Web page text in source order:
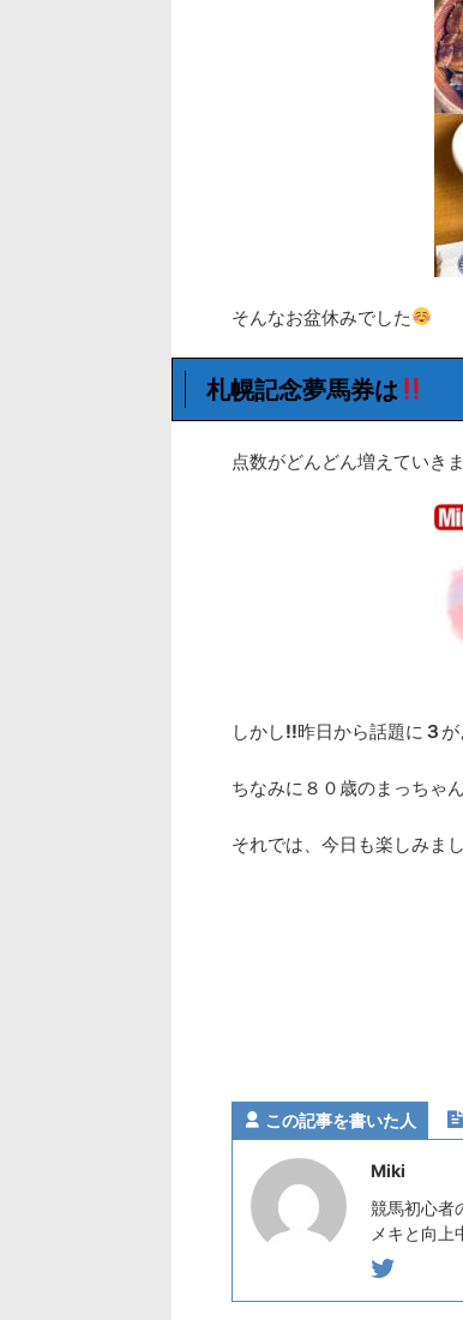
そんなお盆休みでした
札幌記念夢馬券は
点数がどんどん増えていき
しかし!!昨日から話題に ３
ちなみに８０歳のまっちゃ
それでは、今日も楽しみま
この記事を書いた人
Miki
競馬初心者
メキと向上